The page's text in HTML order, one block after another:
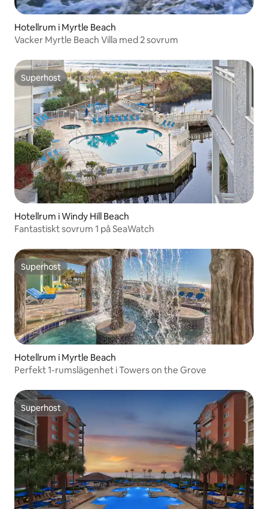
Hotellrum i Myrtle Beach
Vacker Myrtle Beach Villa med 2 sovrum
Superhost
Superhost
Hotellrum i Windy Hill Beach
Fantastiskt sovrum 1 på SeaWatch
Superhost
Superhost
Hotellrum i Myrtle Beach
Perfekt 1-rumslägenhet i Towers on the Grove
Superhost
Superhost